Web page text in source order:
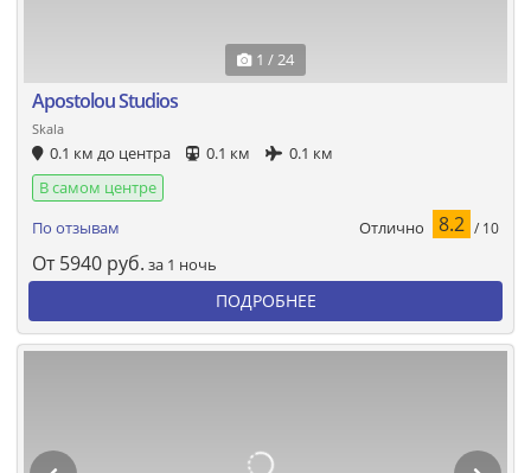
1 / 24
Apostolou Studios
Skala
0.1 км до центра 0.1 км
0.1 км
В самом центре
По отзывам
Отлично 8.2 / 10
От 5940 руб. за 1 ночь
ПОДРОБНЕЕ